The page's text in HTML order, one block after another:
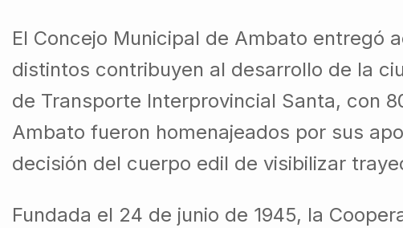
El Concejo Municipal de Ambato entregó
distintos contribuyen al desarrollo de la
de Transporte Interprovincial Santa, con
Ambato fueron homenajeados por sus
decisión del cuerpo edil de visibilizar
Fundada el 24 de junio de 1945, la